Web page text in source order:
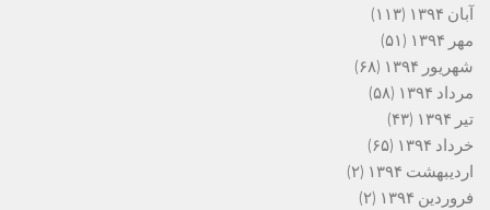
آبان ۱۳۹۴
(۱۱۳)
مهر ۱۳۹۴
(۵۱)
شهریور ۱۳۹۴
(۶۸)
مرداد ۱۳۹۴
(۵۸)
تیر ۱۳۹۴
(۴۳)
خرداد ۱۳۹۴
(۶۵)
اردیبهشت ۱۳۹۴
(۲)
فروردین ۱۳۹۴
(۲)